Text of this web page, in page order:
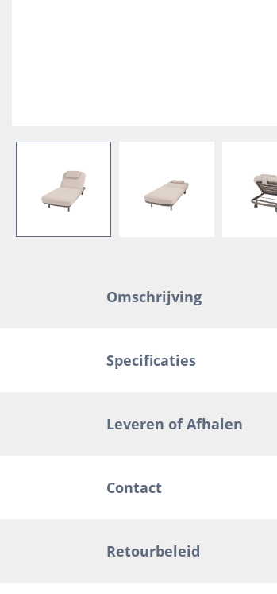
Omschrijving
Specificaties
Leveren of Afhalen
Contact
Retourbeleid